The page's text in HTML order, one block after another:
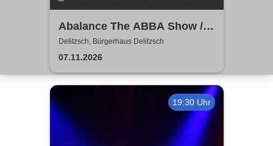
Abalance The ABBA Show /
Revival Show - a tribute to
ABBA
Delitzsch, Bürgerhaus Delitzsch
07.11.2026
19:30 Uhr